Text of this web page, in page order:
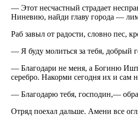
— Этот несчастный страдает
Ниневию, найди главу города —
Раб завыл от радости, словно пес,
— Я буду молиться за тебя, добрый
— Благодари не меня, а Богиню
серебро. Накорми сегодня их и сам
— Благодарю тебя, господин,—
Отряд поехал дальше. Амени все